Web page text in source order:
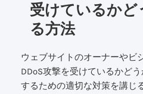
受けているかど
る方法
ウェブサイトのオーナーやビ
DDoS攻撃を受けているかど
するための適切な対策を講じ